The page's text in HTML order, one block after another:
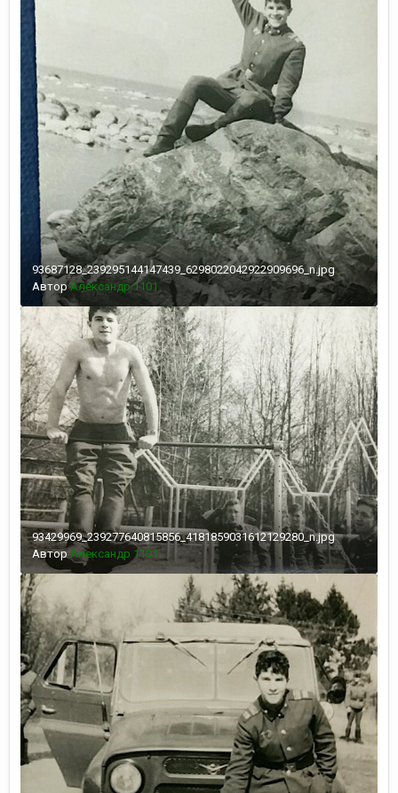
93687128_239295144147439_6298022042922909696_n.jpg
АвторАлександр 1101
93429969_239277640815856_4181859031612129280_n.jpg
АвторАлександр 1101